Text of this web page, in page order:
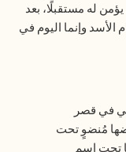
له مستقبلًا، بعد
وإنما اليوم في
بعضها مُنضوٍ تحت
تحت اسم